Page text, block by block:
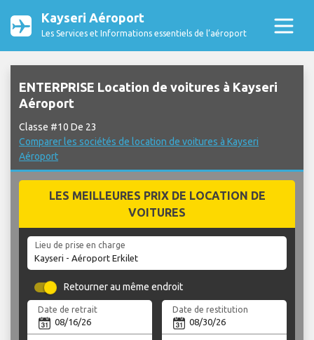
Kayseri Aéroport
Les Services et Informations essentiels de l’aéroport
ENTERPRISE Location de voitures à Kayseri
Aéroport
Classe #10 De 23
Comparer les sociétés de location de voitures à Kayseri
Aéroport
LES MEILLEURES PRIX DE LOCATION DE
VOITURES
Lieu de prise en charge
Retourner au même endroit
Date de retrait Date de restitution